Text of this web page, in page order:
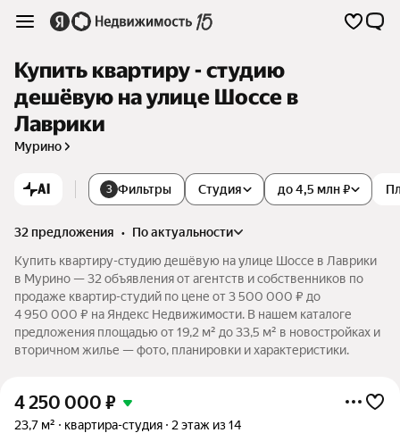
Купить квартиру - студию
дешёвую на улице Шоссе в
Лаврики
Мурино
AI 3 Фильтры Студия до 4,5 млн ₽
32 предложения •
по актуальности
Купить квартиру-студию дешёвую на улице Шоссе в Лаврики
в Мурино — 32 объявления от агентств и собственников по
продаже квартир-студий по цене от 3 500 000 ₽ до
4 950 000 ₽ на Яндекс Недвижимости. В нашем каталоге
предложения площадью от 19,2 м² до 33,5 м² в новостройках и
вторичном жилье — фото, планировки и характеристики.
4 250 000 ₽
23,7 м² квартира-студия 2 этаж из 14